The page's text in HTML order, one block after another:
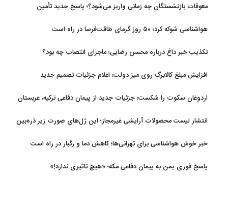
معوقات بازنشستگان چه زمانی واریز می‌شود؟؛ پاسخ جدید تأمین
هواشناسی شوکه کرد؛ ۵۰ روز گرمای طاقت‌فرسا در راه است
تکذیب خبر داغ درباره محسن رضایی؛ ماجرای انتصاب چه بود؟
افزایش مبلغ کالابرگ روی میز دولت؛ اعلام جزئیات تصمیم جدید
اردوغان سکوت را شکست؛ جزئیات جدید از پیمان دفاعی ترکیه، عربستان
انتشار لیست محصولات آرایشی غیرمجاز؛ این ژل‌های صورت زیر ذره‌بین
خبر خوش هواشناسی برای تهرانی‌ها؛ کاهش دما و رگبار در راه است
پاسخ فوری یمن به پیمان دفاعی مکه؛ «هیچ تاثیری ندارد!»